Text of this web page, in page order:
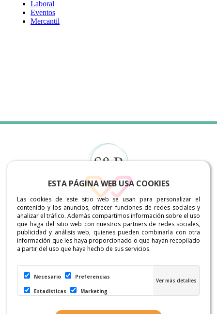
ESTA PÁGINA WEB USA COOKIES
Las cookies de este sitio web se usan para personalizar el
contenido y los anuncios, ofrecer funciones de redes sociales y
analizar el tráfico. Además compartimos información sobre el uso
que haga del sitio web con nuestros partners de redes sociales,
publicidad y análisis web, quienes pueden combinarla con otra
información que les haya proporcionado o que hayan recopilado
a partir del uso que haya hecho de sus servicios.
Necesario Preferencias
Estadisticas Marketing
Sabemos de antemano que la oferta de asesorías
online es amplia y porque queremos demostrarte que
nuestra opción es la mejor te invitamos a recorrer
nuestra página y descubras todo lo que podemos